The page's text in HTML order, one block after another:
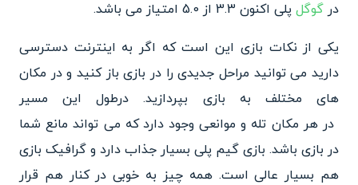
در گوگل پلی اکنون 3.3 از 5.0 امتیاز می باشد.
یکی از نکات بازی این است که اگر به اینترنت دسترسی
دارید می توانید مراحل جدیدی را در بازی باز کنید و در مکان
های مختلف به بازی بپردازید. درطول این مسیر
در هر مکان تله و موانعی وجوددارد که می تواند مانع شما
در بازی باشد. بازی گیم پلی بسیار جذاب دارد و گرافیک بازی
هم بسیار عالی است. همه چیز به خوبی درکنار هم قرار